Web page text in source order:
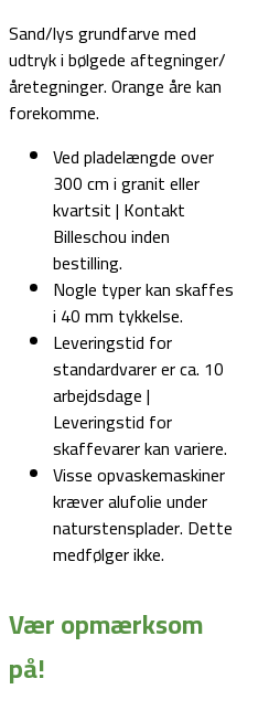
Sand/lys grundfarve med
udtryk i bølgede aftegninger/
åretegninger. Orange åre kan
forekomme.
Ved pladelængde over
300 cm i granit eller
kvartsit | Kontakt
Billeschou inden
bestilling.
Nogle typer kan skaffes
i 40 mm tykkelse.
Leveringstid for
standardvarer er ca. 10
arbejdsdage |
Leveringstid for
skaffevarer kan variere.
Visse opvaskemaskiner
kræver alufolie under
naturstensplader. Dette
medfølger ikke.
Vær opmærksom
på!